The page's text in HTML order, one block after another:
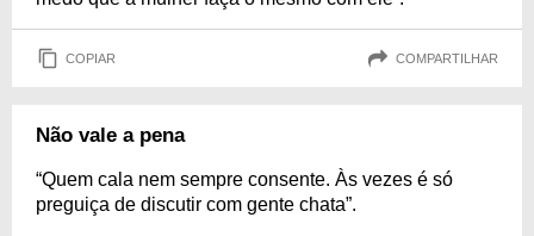
COPIAR COMPARTILHAR
Não vale a pena
“Quem cala nem sempre consente. Às vezes é só
preguiça de discutir com gente chata”.